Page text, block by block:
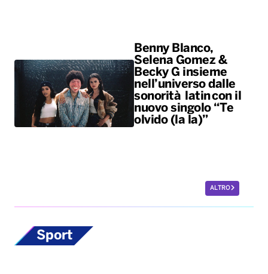
Benny Blanco,
Selena Gomez &
Becky G insieme
nell’universo dalle
sonorità latin con il
nuovo singolo “Te
olvido (la la)”
ALTRO
Sport